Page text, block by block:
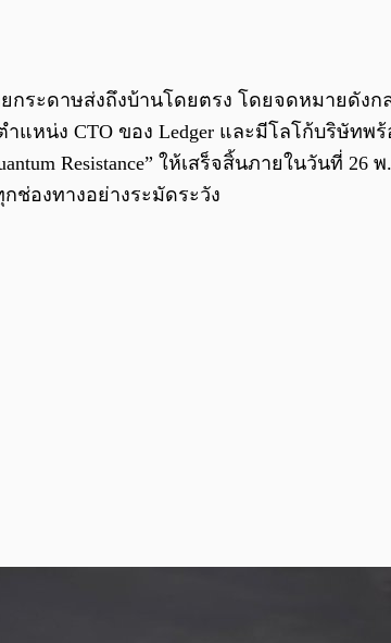
กระดาษส่งถึงบ้านโดยตรง โดยจดหมายดังก
ตำแหน่ง CTO ของ Ledger และมีโลโก้บริษั
Resistance” ให้เสร็จสิ้นภายในวันที่ 26
ช่องทางอย่างระมัดระวัง